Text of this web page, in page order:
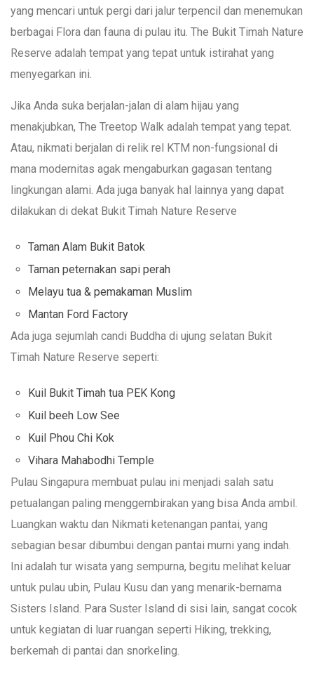
yang mencari untuk pergi dari jalur terpencil dan menemukan
berbagai Flora dan fauna di pulau itu. The Bukit Timah Nature
Reserve adalah tempat yang tepat untuk istirahat yang
menyegarkan ini.
Jika Anda suka berjalan-jalan di alam hijau yang
menakjubkan, The Treetop Walk adalah tempat yang tepat.
Atau, nikmati berjalan di relik rel KTM non-fungsional di
mana modernitas agak mengaburkan gagasan tentang
lingkungan alami. Ada juga banyak hal lainnya yang dapat
dilakukan di dekat Bukit Timah Nature Reserve
Taman Alam Bukit Batok
Taman peternakan sapi perah
Melayu tua & pemakaman Muslim
Mantan Ford Factory
Ada juga sejumlah candi Buddha di ujung selatan Bukit
Timah Nature Reserve seperti:
Kuil Bukit Timah tua PEK Kong
Kuil beeh Low See
Kuil Phou Chi Kok
Vihara Mahabodhi Temple
Pulau Singapura membuat pulau ini menjadi salah satu
petualangan paling menggembirakan yang bisa Anda ambil.
Luangkan waktu dan Nikmati ketenangan pantai, yang
sebagian besar dibumbui dengan pantai murni yang indah.
Ini adalah tur wisata yang sempurna, begitu melihat keluar
untuk pulau ubin, Pulau Kusu dan yang menarik-bernama
Sisters Island. Para Suster Island di sisi lain, sangat cocok
untuk kegiatan di luar ruangan seperti Hiking, trekking,
berkemah di pantai dan snorkeling.